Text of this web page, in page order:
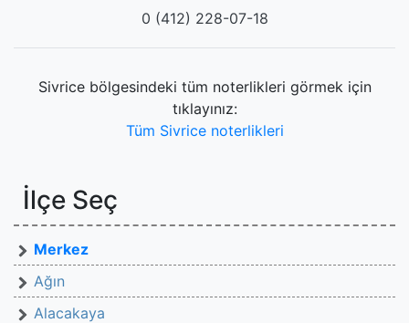
0 (412) 228-07-18
Sivrice bölgesindeki tüm noterlikleri görmek için
tıklayınız:
Tüm Sivrice noterlikleri
İlçe Seç
Merkez
Ağın
Alacakaya